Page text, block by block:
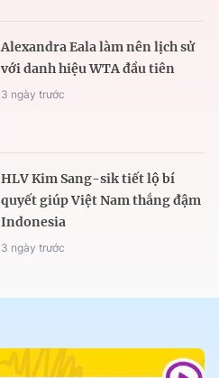
Alexandra Eala làm nên lịch sử
với danh hiệu WTA đầu tiên
3 ngày trước
HLV Kim Sang-sik tiết lộ bí
quyết giúp Việt Nam thắng đậm
Indonesia
3 ngày trước